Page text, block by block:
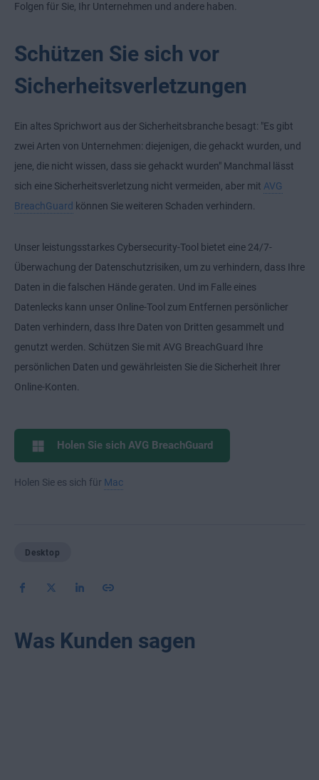
Folgen für Sie, Ihr Unternehmen und andere haben.
Schützen Sie sich vor
Sicherheitsverletzungen
Ein altes Sprichwort aus der Sicherheitsbranche besagt: "Es gibt
zwei Arten von Unternehmen: diejenigen, die gehackt wurden, und
jene, die nicht wissen, dass sie gehackt wurden" Manchmal lässt
sich eine Sicherheitsverletzung nicht vermeiden, aber mit AVG
BreachGuard können Sie weiteren Schaden verhindern.
Unser leistungsstarkes Cybersecurity-Tool bietet eine 24/7-
Überwachung der Datenschutzrisiken, um zu verhindern, dass Ihre
Daten in die falschen Hände geraten. Und im Falle eines
Datenlecks kann unser Online-Tool zum Entfernen persönlicher
Daten verhindern, dass Ihre Daten von Dritten gesammelt und
genutzt werden. Schützen Sie mit AVG BreachGuard Ihre
persönlichen Daten und gewährleisten Sie die Sicherheit Ihrer
Online-Konten.
Holen Sie sich AVG BreachGuard
Holen Sie es sich für Mac
Desktop
Was Kunden sagen